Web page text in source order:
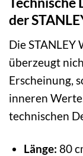
der
Die STANLEY
überzeugt
Erscheinung,
inneren
technischen
Länge: 80